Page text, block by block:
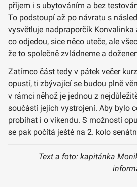
příjem i s ubytováním a bez
To podstoupí až po návratu s
vysvětluje nadpraporčík Konvalinka
co odjedou, sice něco uteče, ale
že to společně zvládneme a
Zatímco část tedy v pátek večer
opustí, ti zbývající se budou plně
v rámci něhož je jednou z
součástí jejich vystrojení. Aby bylo
probíhat i o víkendu. S možností
se pak počítá ještě na 2. kolo
Text a foto: kapitánka